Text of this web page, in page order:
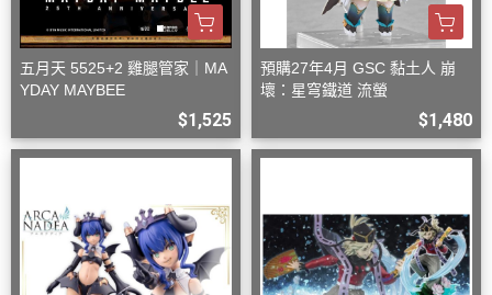
五月天 5525+2 雞腿管家｜MA
YDAY MAYBEE
$1,525
預購27年4月 GSC 黏土人 崩
壞：星穹鐵道 流螢
$1,480